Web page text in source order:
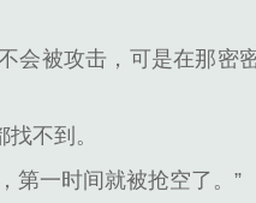
会被攻击，可是在那密
不到。
第一时间就被抢空了。”